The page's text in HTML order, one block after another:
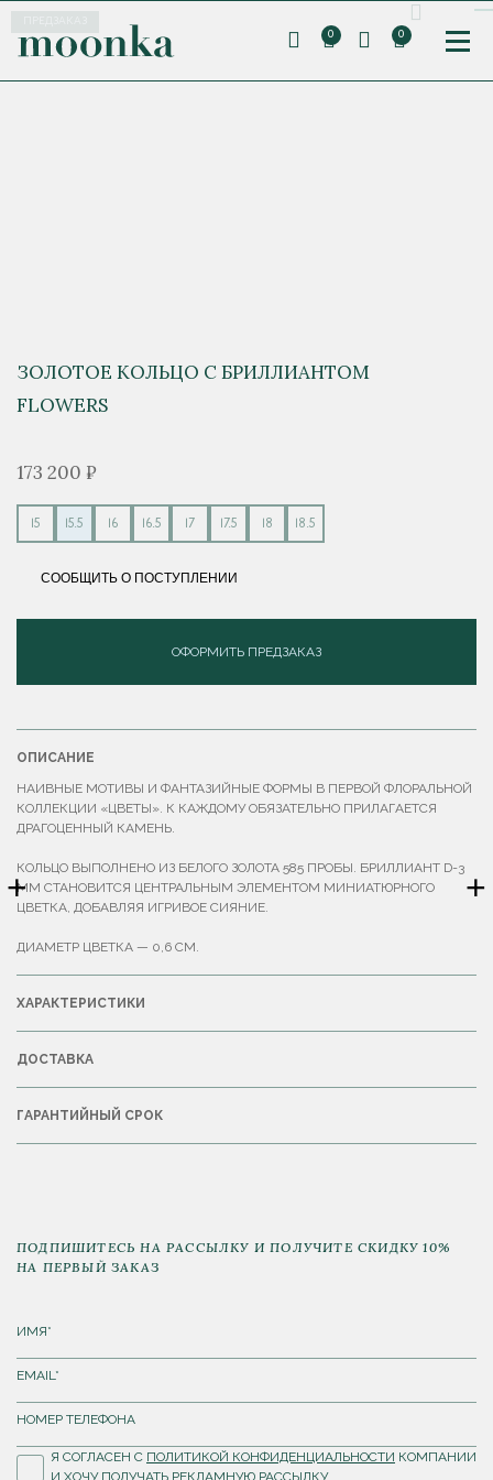
0 0
+ +
ЗОЛОТОЕ КОЛЬЦО С БРИЛЛИАНТОМ
FLOWERS
173 200 ₽
15 15.5 16 16.5 17 17.5 18 18.5
СООБЩИТЬ О ПОСТУПЛЕНИИ
ОФОРМИТЬ ПРЕДЗАКАЗ
ОПИСАНИЕ
НАИВНЫЕ МОТИВЫ И ФАНТАЗИЙНЫЕ ФОРМЫ В ПЕРВОЙ ФЛОРАЛЬНОЙ
КОЛЛЕКЦИИ «ЦВЕТЫ». К КАЖДОМУ ОБЯЗАТЕЛЬНО ПРИЛАГАЕТСЯ
ДРАГОЦЕННЫЙ КАМЕНЬ.
КОЛЬЦО ВЫПОЛНЕНО ИЗ БЕЛОГО ЗОЛОТА 585 ПРОБЫ. БРИЛЛИАНТ D-3
ММ СТАНОВИТСЯ ЦЕНТРАЛЬНЫМ ЭЛЕМЕНТОМ МИНИАТЮРНОГО
ЦВЕТКА, ДОБАВЛЯЯ ИГРИВОЕ СИЯНИЕ.
ДИАМЕТР ЦВЕТКА — 0,6 СМ.
ХАРАКТЕРИСТИКИ
ДОСТАВКА
ГАРАНТИЙНЫЙ СРОК
ПОДПИШИТЕСЬ НА РАССЫЛКУ И ПОЛУЧИТЕ СКИДКУ 10%
НА ПЕРВЫЙ ЗАКАЗ
Я СОГЛАСЕН С ПОЛИТИКОЙ КОНФИДЕНЦИАЛЬНОСТИ КОМПАНИИ
И ХОЧУ ПОЛУЧАТЬ РЕКЛАМНУЮ РАССЫЛКУ